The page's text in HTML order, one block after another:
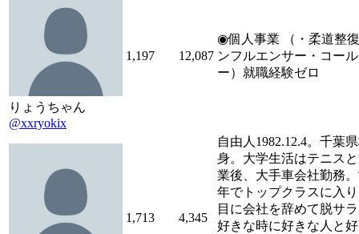
りょうちゃん
@xxryokix
1,197 12,087
◉個人事業 （・柔道整
ンフルエンサー・コー
ー）就職経験ゼロ
1,713 4,345
自由人1982.12.4。千葉
身。大学生活はテニス
業後、大手車会社勤務
年でトップクラスに入
目に会社を辞めて脱サ
好きな時に好きな人と